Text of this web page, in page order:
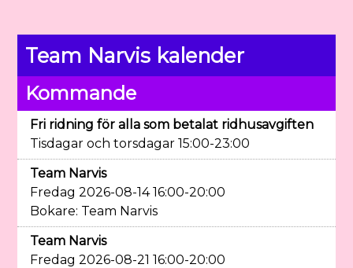
Team Narvis kalender
Kommande
Fri ridning för alla som betalat ridhusavgiften
Tisdagar och torsdagar 15:00-23:00
Team Narvis
Fredag 2026-08-14 16:00-20:00
Bokare: Team Narvis
Team Narvis
Fredag 2026-08-21 16:00-20:00